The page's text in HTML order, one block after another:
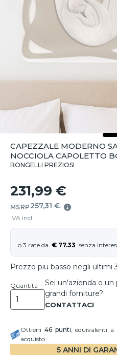
CAPEZZALE MODERNO
NOCCIOLA CAPOLETTO
BONGELLI PREZIOSI
231,99 €
MSRP257,31 €
IVA incl.
€ 77.33
Prezzo piu basso negli ultimi
Quantità
Sei un'azienda o un
grandi forniture?
Ottieni 46punti, equivalenti a
acquisto
5 ANNI DI